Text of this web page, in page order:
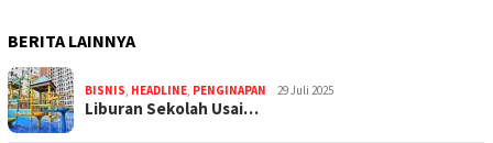
BERITA LAINNYA
BISNIS, HEADLINE, PENGINAPAN 29 Juli 2025
Liburan Sekolah Usai…